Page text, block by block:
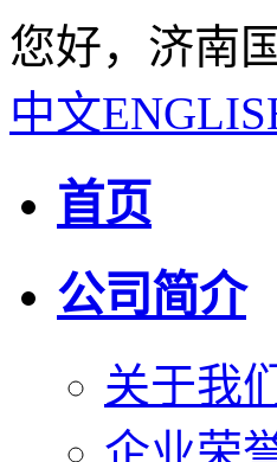
您好，济南
中文
首页
公司简介
关于我们